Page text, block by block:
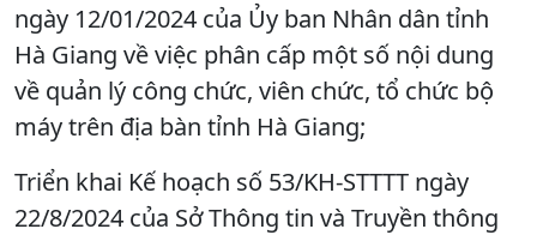
ngày 12/01/2024 của Ủy ban Nhân dân tỉnh
Hà Giang về việc phân cấp một số nội dung
về quản lý công chức, viên chức, tổ chức bộ
máy trên địa bàn tỉnh Hà Giang;
Triển khai Kế hoạch số 53/KH-STTTT ngày
22/8/2024 của Sở Thông tin và Truyền thông